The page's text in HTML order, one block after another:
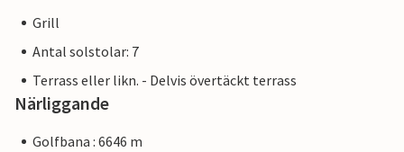
Grill
Antal solstolar: 7
Terrass eller likn. - Delvis övertäckt terrass
Närliggande
Golfbana : 6646 m